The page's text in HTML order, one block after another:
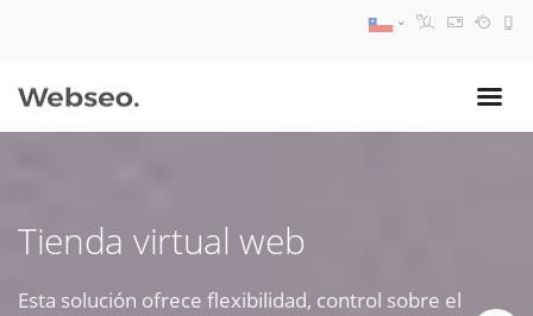
Tienda virtual web
Esta solución ofrece flexibilidad, control sobre el
09:30 AM A 18:30 PM
soporte@webseo.cl